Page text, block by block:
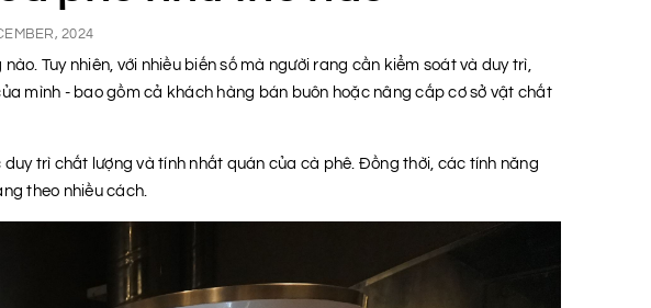
2024
Tuy nhiên, với nhiều biến số mà người rang cần kiểm soát và duy trì,
mình - bao gồm cả khách hàng bán buôn hoặc nâng cấp cơ sở vật chất
trì chất lượng và tính nhất quán của cà phê. Đồng thời, các tính năng
theo nhiều cách.